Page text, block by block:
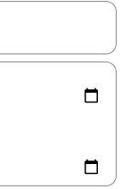
mit den